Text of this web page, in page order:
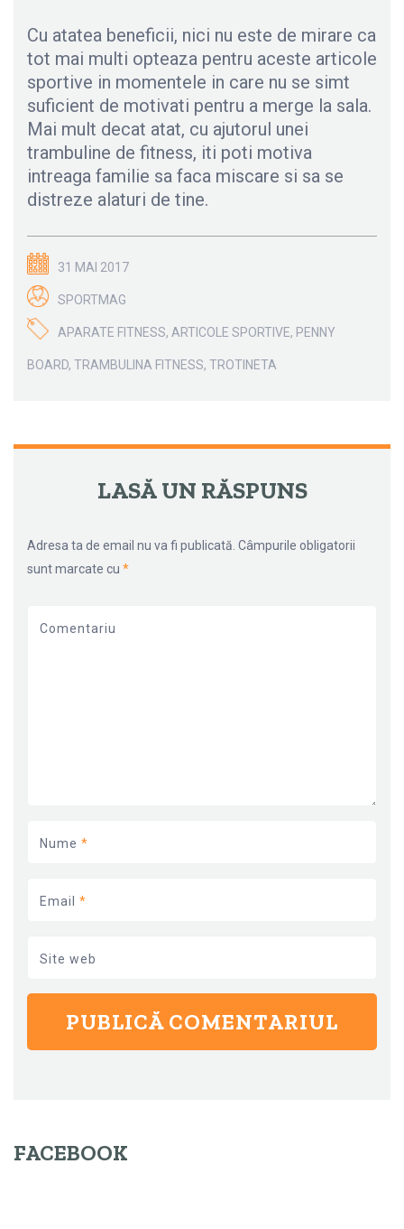
Cu atatea beneficii, nici nu este de mirare ca
tot mai multi opteaza pentru aceste articole
sportive in momentele in care nu se simt
suficient de motivati pentru a merge la sala.
Mai mult decat atat, cu ajutorul unei
trambuline de fitness, iti poti motiva
intreaga familie sa faca miscare si sa se
distreze alaturi de tine.
31 MAI 2017
SPORTMAG
APARATE FITNESS, ARTICOLE SPORTIVE, PENNY
BOARD, TRAMBULINA FITNESS, TROTINETA
NAVIGARE ARTICOLE
←
→
LASĂ UN RĂSPUNS
Adresa ta de email nu va fi publicată. Câmpurile obligatorii
sunt marcate cu *
Comentariu
Nume *
Email *
Site web
FACEBOOK